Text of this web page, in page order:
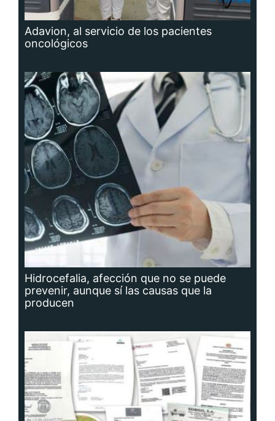
Adavion, al servicio de los pacientes
oncológicos
Hidrocefalia, afección que no se puede
prevenir, aunque sí las causas que la
producen